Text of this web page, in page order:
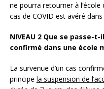
ne pourra retourner à l’école
cas de COVID est avéré dans
NIVEAU 2 Que se passe-
confirmé dans une école
La survenue d’un cas
principe la suspension de